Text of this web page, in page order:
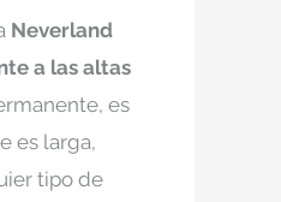
Neverland
a las altas
es
es larga,
tipo de